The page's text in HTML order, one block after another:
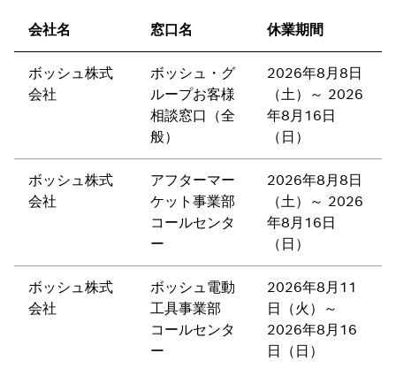
会社名 窓口名 休業期間
ボッシュ株式
会社
ボッシュ・グ
ループお客様
相談窓口（全
般）
2026年8月8日
（土）～ 2026
年8月16日
（日）
ボッシュ株式
会社
アフターマー
ケット事業部
コールセンタ
ー
2026年8月8日
（土）～ 2026
年8月16日
（日）
ボッシュ株式
会社
ボッシュ電動
工具事業部
コールセンタ
ー
2026年8月11
日（火）～
2026年8月16
日（日）